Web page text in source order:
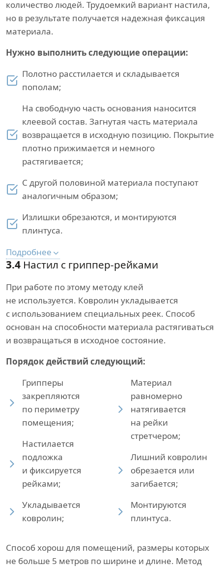
количество людей. Трудоемкий вариант настила,
но в результате получается надежная фиксация
материала.
Нужно выполнить следующие операции:
Полотно расстилается и складывается
пополам;
На свободную часть основания наносится
клеевой состав. Загнутая часть материала
возвращается в исходную позицию. Покрытие
плотно прижимается и немного
растягивается;
С другой половиной материала поступают
аналогичным образом;
Излишки обрезаются, и монтируются
плинтуса.
Подробнее
3.4 Настил с гриппер-рейками
При работе по этому методу клей
не используется. Ковролин укладывается
с использованием специальных реек. Способ
основан на способности материала растягиваться
и возвращаться в исходное состояние.
Порядок действий следующий:
Грипперы
закрепляются
по периметру
помещения;
Настилается
подложка
и фиксируется
рейками;
Укладывается
ковролин;
Материал
равномерно
натягивается
на рейки
стретчером;
Лишний ковролин
обрезается или
загибается;
Монтируются
плинтуса.
Способ хорош для помещений, размеры которых
не больше 5 метров по ширине и длине. Метод